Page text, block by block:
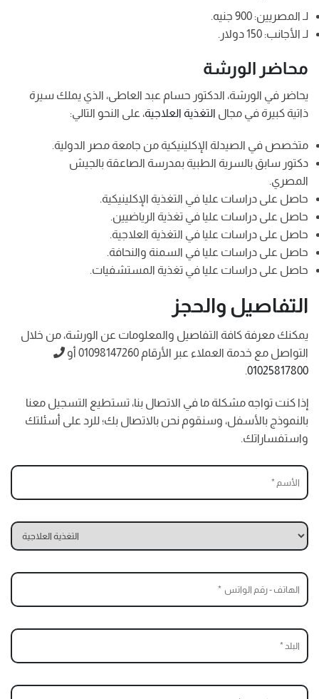
لـ المصريين: 900 جنيه.
لـ الأجانب: 150 دولار.
محاضر الورشة
يحاضر في الورشة، الدكتور حسام عبد العاطى، الذي يملك سيرة
ذاتية كبيرة في مجال التغذية العلاجية، على النحو التالي:
متخصص في الصيدلة الإكلينيكية من جامعة مصر الدولية.
دكتور سابق بالسرية الطبية بمدرسة الصاعقة بالجيش
المصري.
حاصل على دراسات عليا في التغذية الإكلينيكية.
حاصل على دراسات عليا في تغذية الرياضيين.
حاصل على دراسات عليا في التغذية العلاجية.
حاصل على دراسات عليا في السمنة والنحافة.
حاصل على دراسات عليا في تغذية المستشفيات.
التفاصيل والحجز
يمكنك معرفة كافة التفاصيل والمعلومات عن الورشة، من خلال
التواصل مع خدمة العملاء عبر الأرقام 01098147260 أو
01025817800
.
إذا كنت تواجه مشكلة ما في الاتصال بنا، تستطيع التسجيل معنا
بالنموذج بالأسفل، وسنقوم نحن بالاتصال بك؛ للرد على أسئلتك
واستفساراتك.